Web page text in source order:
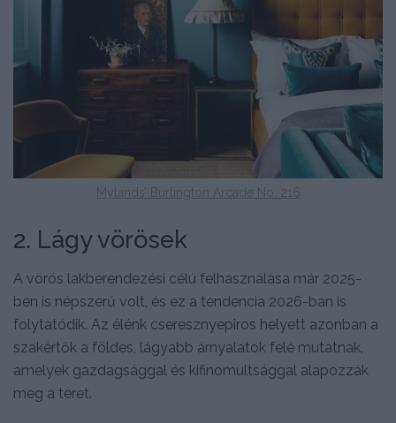
Mylands’ Burlington Arcade No. 216
2. Lágy vörösek
A vörös lakberendezési célú felhasználása már 2025-
ben is népszerű volt, és ez a tendencia 2026-ban is
folytatódik. Az élénk cseresznyepiros helyett azonban a
szakértők a földes, lágyabb árnyalatok felé mutatnak,
amelyek gazdagsággal és kifinomultsággal alapozzák
meg a teret.